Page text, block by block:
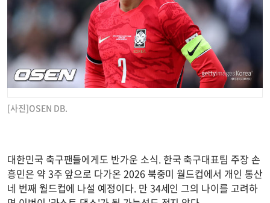
[사진]OSEN DB.
대한민국 축구팬들에게도 반가운 소식. 한국 축구대표팀 주장 손
흥민은 약 3주 앞으로 다가온 2026 북중미 월드컵에서 개인 통산
네 번째 월드컵에 나설 예정이다. 만 34세인 그의 나이를 고려하